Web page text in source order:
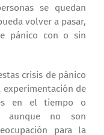
se quedan
volver a pasar,
pánico con o sin
crisis de pánico
de
en el tiempo o
aunque no son
para la